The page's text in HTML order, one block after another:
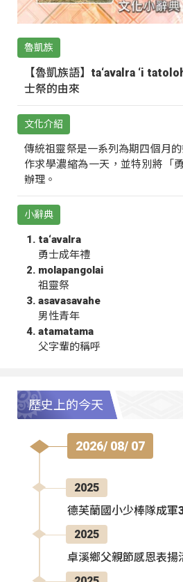
魯凱族
【魯凱族語】ta‘avalra ‘i
士祭的由來
文化介紹
傳統祖靈祭是一系列為期四個月
作求學濃縮為一天，並特別將「
辦理。
小辭典
ta‘avalra
勇士成年禮
molapangolai
祖靈祭
asavasavahe
男性青年
atamatama
父字輩的稱呼
歷史上的今天
2026/ 08/ 07
2025
德芙蘭國小少棒隊成軍
2025
卓溪鄉父親節感恩表揚